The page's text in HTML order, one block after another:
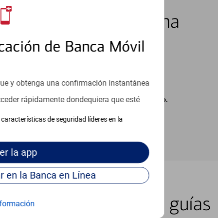
de Banca Móvil
y obtenga una confirmación instantánea
rápidamente dondequiera que esté
de seguridad líderes en la
la app
Continúe para entrar en la Banca en Línea
7 días de la semana
cargos de su proveedor por mensajes de texto.
lugar con nuestras guías